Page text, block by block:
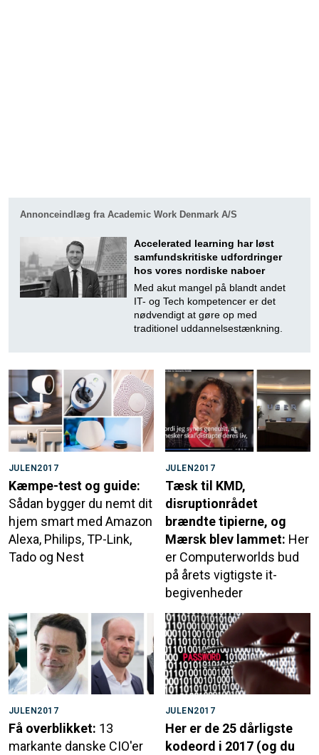
Annonceindlæg fra Academic Work Denmark A/S
Accele­rated learning har løst
samfund­skri­tiske udfordringer
hos vores nordiske naboer
Med akut mangel på blandt andet
IT- og Tech kompetencer er det
nødvendigt at gøre op med
traditionel uddannelsestænkning.
JULEN2017
Kæmpe-test og guide:
Sådan bygger du nemt dit
hjem smart med Amazon
Alexa, Philips, TP-Link,
Tado og Nest
JULEN2017
Tæsk til KMD,
disruptionrådet
brændte tipierne, og
Mærsk blev lammet: Her
er Computerworlds bud
på årets vigtigste it-
begivenheder
JULEN2017
Få overblikket: 13
markante danske CIO'er
JULEN2017
Her er de 25 dårligste
kodeord i 2017 (og du